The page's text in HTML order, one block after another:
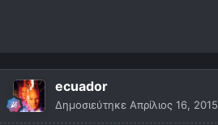
ecuador
Δημοσιεύτηκε Απρίλιος 16, 2015